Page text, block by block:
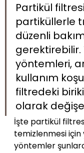
Partikül
partiküllerle
düzenli
gerektirebilir.
yöntemleri,
kullanım
filtredeki
olarak
İşte partikül
temizlenmesi için
yöntemler